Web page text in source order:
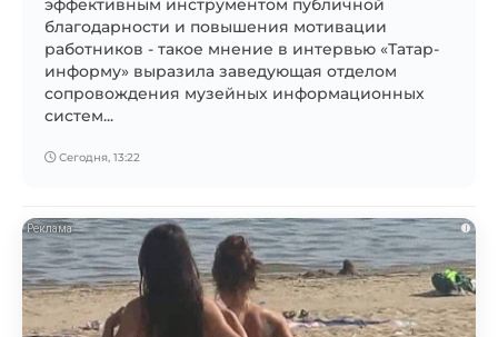
эффективным инструментом публичной
благодарности и повышения мотивации
работников - такое мнение в интервью «Татар-
информу» выразила заведующая отделом
сопровождения музейных информационных
систем...
Сегодня, 13:22
i